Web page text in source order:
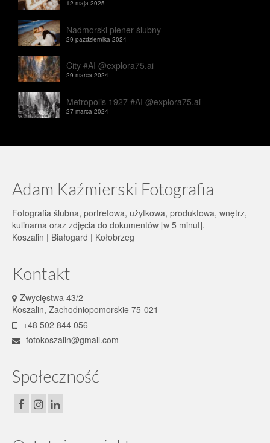
12 maja 2025
Nadmorski plener ślubny
29 października 2024
City #AI @explora75.ai
29 marca 2024
Metropolis 1927 #AI @explora75.ai
27 marca 2024
Adam Kaźmierski Fotografia
Fotografia ślubna, portretowa, użytkowa, produktowa, wnętrz,
kulinarna oraz zdjęcia do dokumentów [w 5 minut].
Koszalin | Białogard | Kołobrzeg
Kontakt
Zwycięstwa 43/2
Koszalin, Zachodniopomorskie 75-021
+48 502 844 056
fotokoszalin@gmail.com
Społeczność